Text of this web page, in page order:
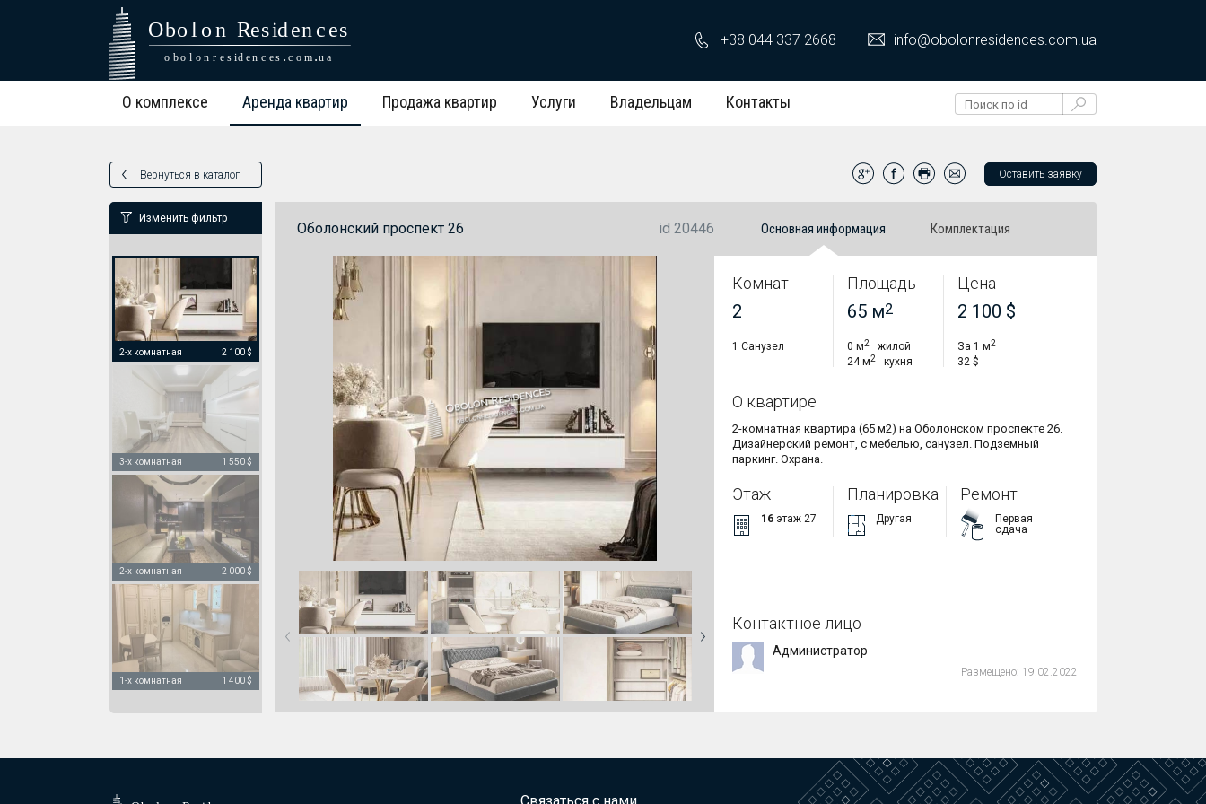
+38 044 337 2668 info@obolonresidences.com.ua
О комплексе Аренда квартир Продажа квартир Услуги Владельцам Контакты
Вернуться в каталог Оставить заявку
Изменить фильтр
2-х комнатная 2 100 $
3-х комнатная 1 550 $
2-х комнатная 2 000 $
1-х комнатная 1 400 $
Оболонский проспект 26 id 20446 Основная информация Комплектация
Комнат
2
1 Санузел
Площадь
65 м2
0 м2
жилой
24 м2 кухня
Цена
2 100 $
За 1 м2
32 $
О квартире
Дизайнерский ремонт, с мебелью, санузел. Подземный
паркинг. Охрана.
Этаж
16 этаж 27
Планировка
Другая
Ремонт
Первая
сдача
Контактное лицо
Администратор
Размещено: 19.02.2022